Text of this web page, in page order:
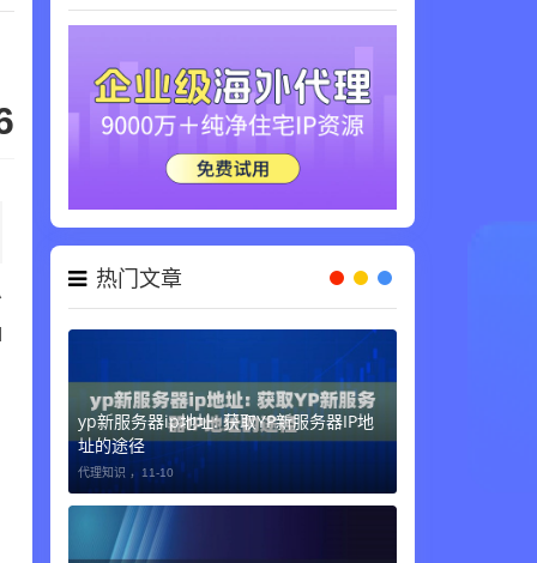
热门文章
yp新服务器ip地址: 获取YP新服务器IP地
址的途径
代理知识 ， 11-10